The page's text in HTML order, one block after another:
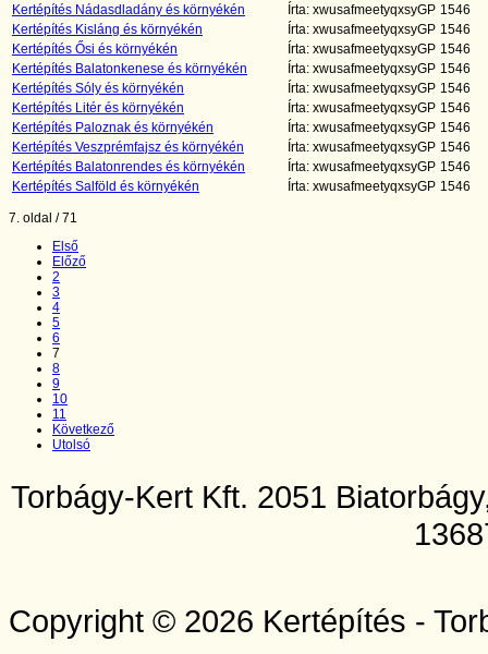
Kertépítés Nádasdladány és környékén
Írta: xwusafmeetyqxsyGP 1546
Kertépítés Kisláng és környékén
Írta: xwusafmeetyqxsyGP 1546
Kertépítés Ősi és környékén
Írta: xwusafmeetyqxsyGP 1546
Kertépítés Balatonkenese és környékén
Írta: xwusafmeetyqxsyGP 1546
Kertépítés Sóly és környékén
Írta: xwusafmeetyqxsyGP 1546
Kertépítés Litér és környékén
Írta: xwusafmeetyqxsyGP 1546
Kertépítés Paloznak és környékén
Írta: xwusafmeetyqxsyGP 1546
Kertépítés Veszprémfajsz és környékén
Írta: xwusafmeetyqxsyGP 1546
Kertépítés Balatonrendes és környékén
Írta: xwusafmeetyqxsyGP 1546
Kertépítés Salföld és környékén
Írta: xwusafmeetyqxsyGP 1546
7. oldal / 71
Első
Előző
2
3
4
5
6
7
8
9
10
11
Következő
Utolsó
Torbágy-Kert Kft. 2051
Copyright © 2026 Kertépítés -